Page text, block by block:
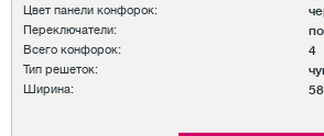
Цвет панели конфорок:
Переключатели:
Всего конфорок: 4
Тип решеток:
Ширина: